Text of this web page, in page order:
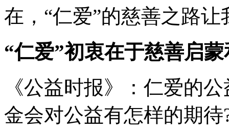
在，“仁爱”的慈善之路
“仁爱”初衷在于慈善启
《公益时报》：仁爱的
金会对公益有怎样的期待